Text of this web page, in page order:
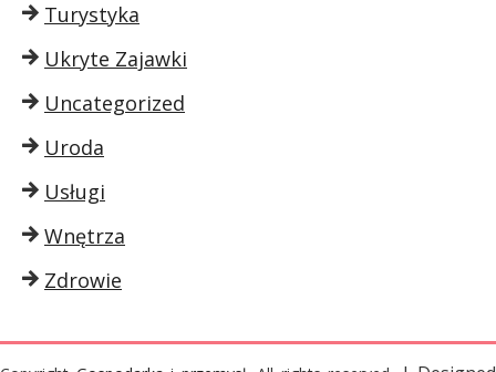
Turystyka
Ukryte Zajawki
Uncategorized
Uroda
Usługi
Wnętrza
Zdrowie